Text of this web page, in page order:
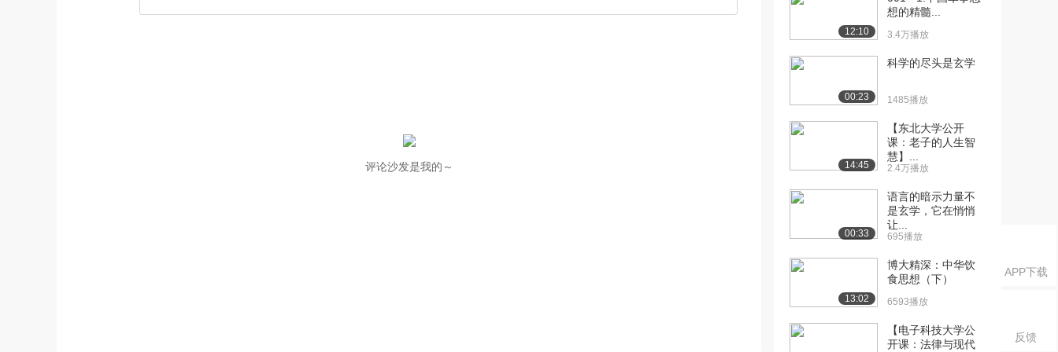
APP下载
反馈
评论沙发是我的～
12:10
想的精髓...
3.4万播放
00:23
科学的尽头是玄学
1485播放
14:45
【东北大学公开
课：老子的人生智
慧】...
2.4万播放
00:33
语言的暗示力量不
是玄学，它在悄悄
让...
695播放
13:02
博大精深：中华饮
食思想（下）
6593播放
【电子科技大学公
开课：法律与现代